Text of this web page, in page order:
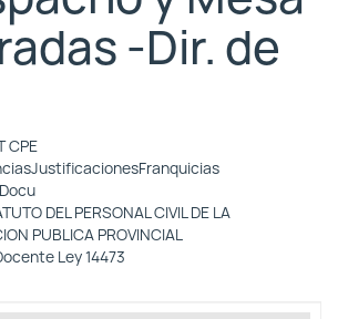
-Dir. de
CPE
DEL PERSONAL CIVIL DE LA
PUBLICA PROVINCIAL
Ley 14473